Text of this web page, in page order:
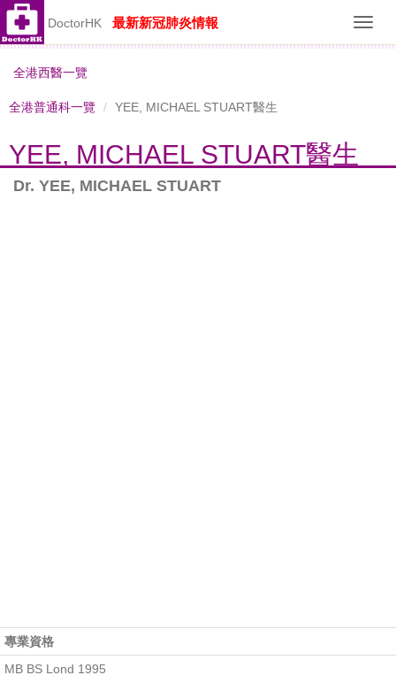
DoctorHK 最新新冠肺炎情報
全港西醫一覽
全港普通科一覽 YEE, MICHAEL STUART醫生
YEE, MICHAEL STUART醫生
Dr. YEE, MICHAEL STUART
專業資格
MB BS Lond 1995